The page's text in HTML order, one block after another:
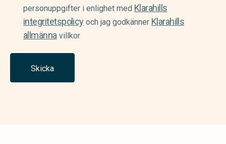
(Required)
personuppgifter i enlighet med Klarahills
integritetspolicyoch jag godkänner Klarahills
allmännavillkor
Skicka